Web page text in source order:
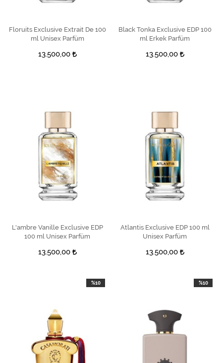
SEPETE EKLE
Floruits Exclusive Extrait De 100
ml Unisex Parfüm
13.500,00
SEPETE EKLE
Black Tonka Exclusive EDP 100
ml Erkek Parfüm
13.500,00
SEPETE EKLE
L'ambre Vanille Exclusive EDP
100 ml Unisex Parfüm
13.500,00
SEPETE EKLE
Atlantis Exclusive EDP 100 ml
Unisex Parfüm
13.500,00
%10 %10